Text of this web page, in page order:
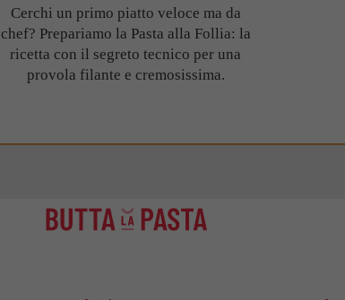
Cerchi un primo piatto veloce ma da
chef? Prepariamo la Pasta alla Follia: la
ricetta con il segreto tecnico per una
provola filante e cremosissima.